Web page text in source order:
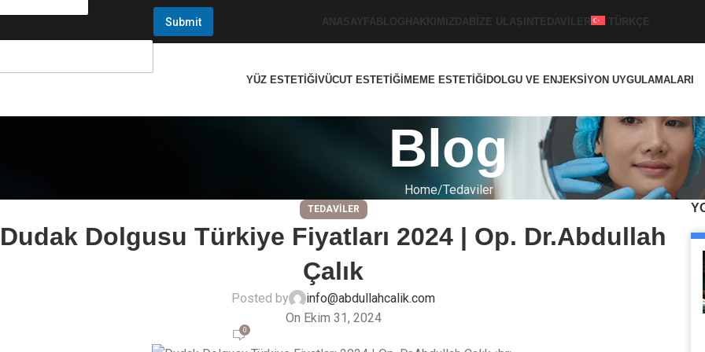
Submit ANASAYFA BLOG HAKKIMIZDA BIZE ULAŞIN TEDAVILER TÜRKÇE
YÜZ ESTETIĞI VÜCUT ESTETIĞI MEME ESTETIĞI DOLGU VE ENJEKSIYON UYGULAMALARI
Blog
Home Tedaviler
TEDAVILER
Dudak Dolgusu Türkiye Fiyatları 2024 | Op. Dr.Abdullah
Çalık
Posted by
info@abdullahcalik.com
On Ekim 31, 2024
0